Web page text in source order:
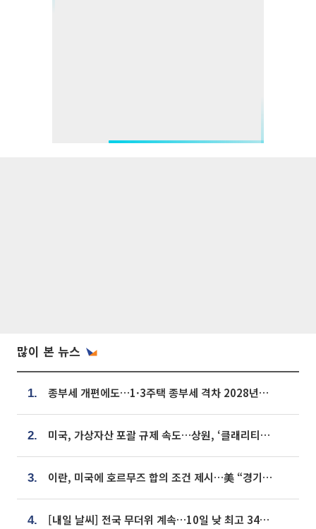
많이 본 뉴스
1. 종부세 개편에도…1·3주택 종부세 격차 2028년부터 확대
2. 미국, 가상자산 포괄 규제 속도…상원, ‘클래리티법’ 9월 절차투표 추진
3. 이란, 미국에 호르무즈 합의 조건 제시…美 “경기 아직 안 끝나” [종합]
4. [내일 날씨] 전국 무더위 계속…10일 낮 최고 34도 육박